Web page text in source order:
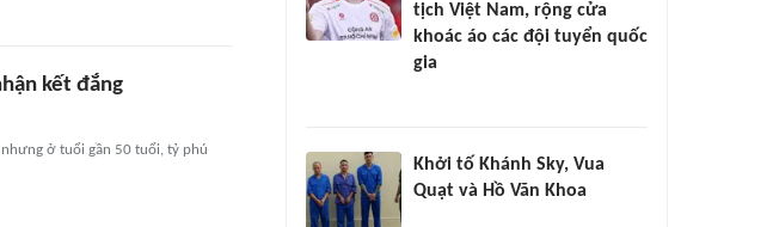
kết đắng
ở tuổi gần 50 tuổi, tỷ phú
tịch Việt Nam, rộng cửa
khoác áo các đội tuyển quốc
gia
Khởi tố Khánh Sky, Vua
Quạt và Hồ Văn Khoa